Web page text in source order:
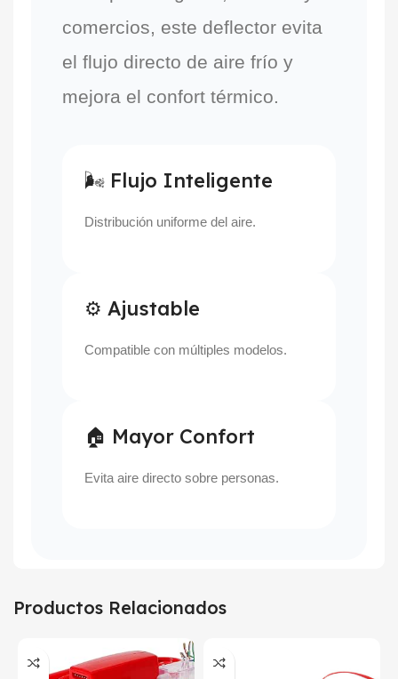
comercios, este deflector evita
el flujo directo de aire frío y
mejora el confort térmico.
🌬 Flujo Inteligente
Distribución uniforme del aire.
⚙ Ajustable
Compatible con múltiples modelos.
🏠 Mayor Confort
Evita aire directo sobre personas.
Productos Relacionados